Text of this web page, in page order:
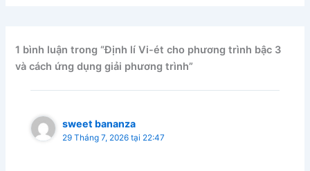
1 bình luận trong “Định lí Vi-ét cho phương trình bậc 3
và cách ứng dụng giải phương trình”
sweet bananza
29 Tháng 7, 2026 tại 22:47